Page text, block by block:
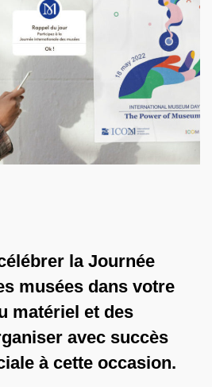
la Journée
musées dans votre
matériel et des
avec succès
à cette occasion.